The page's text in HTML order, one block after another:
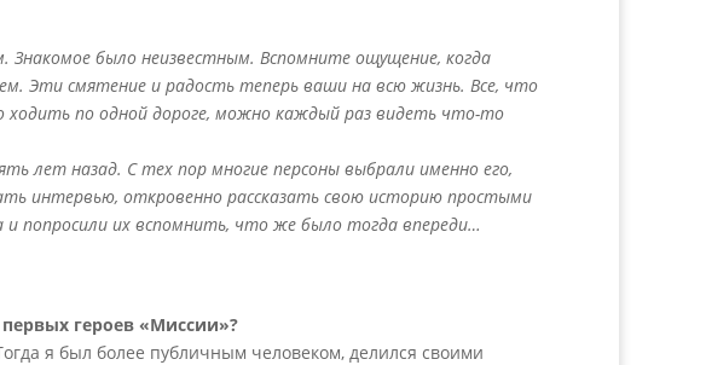
Знакомое было неизвестным. Вспомните ощущение, когда
Эти смятение и радость теперь ваши на всю жизнь. Все, что
ходить по одной дороге, можно каждый раз видеть что-то
лет назад. С тех пор многие персоны выбрали именно его,
интервью, откровенно рассказать свою историю простыми
и попросили их вспомнить, что же было тогда впереди…
героев «Миссии»?
я был более публичным человеком, делился своими